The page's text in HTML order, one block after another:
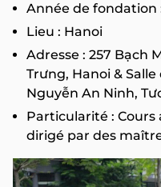
Année de fondation
Lieu : Hanoi
Adresse : 257 Bạch
Trưng, Hanoi &
Nguyễn An Ninh,
Particularité : Cours
dirigé par des